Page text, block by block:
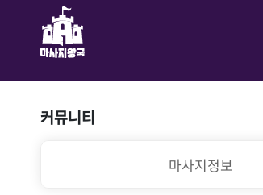
커뮤니티
마사지정보